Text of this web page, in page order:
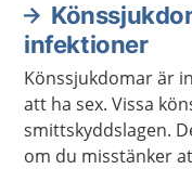
Aktuella artiklar
infektioner
Könssjukdomar är
att ha sex. Vissa
smittskyddslagen.
om du misstänker